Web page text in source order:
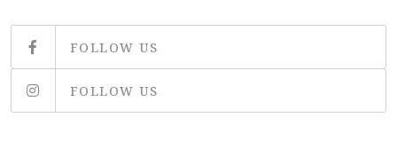
FOLLOW US
FOLLOW US